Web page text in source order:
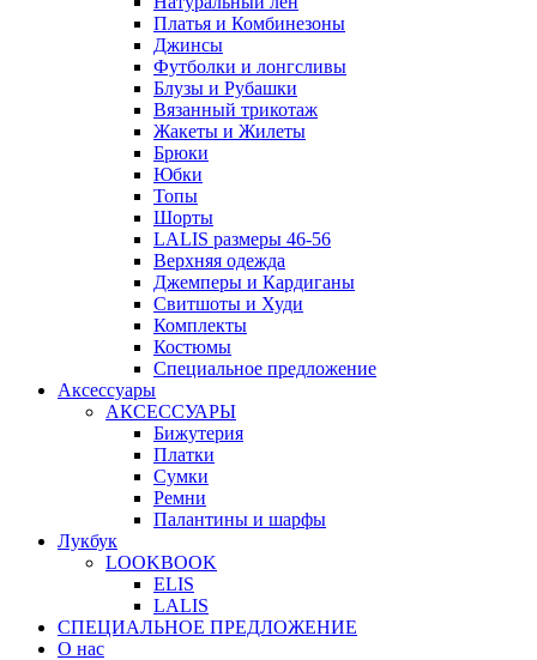
Платья и Комбинезоны
Джинсы
Футболки и лонгсливы
Блузы и Рубашки
Вязанный трикотаж
Жакеты и Жилеты
Брюки
Юбки
Топы
Шорты
LALIS размеры 46-56
Верхняя одежда
Джемперы и Кардиганы
Свитшоты и Худи
Комплекты
Костюмы
Специальное предложение
Аксессуары
АКСЕССУАРЫ
Бижутерия
Платки
Сумки
Ремни
Палантины и шарфы
Лукбук
LOOKBOOK
ELIS
LALIS
СПЕЦИАЛЬНОЕ ПРЕДЛОЖЕНИЕ
О нас